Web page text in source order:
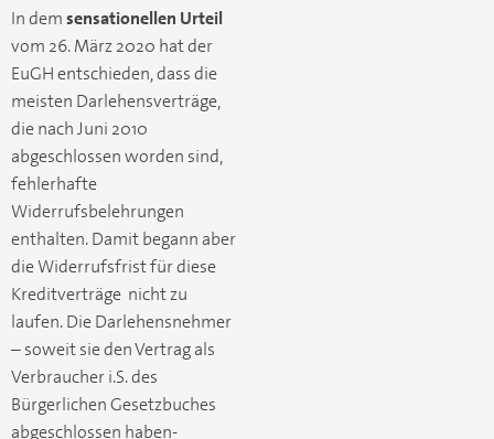
In demsensationellen Urteil
vom 26. März 2020 hat der
EuGH entschieden, dass die
meisten Darlehensverträge,
die nach Juni 2010
abgeschlossen worden sind,
fehlerhafte
Widerrufsbelehrungen
enthalten. Damit begann aber
die Widerrufsfrist für diese
Kreditverträge nicht zu
laufen. Die Darlehensnehmer
– soweit sie den Vertrag als
Verbraucher i.S. des
Bürgerlichen Gesetzbuches
abgeschlossen haben-